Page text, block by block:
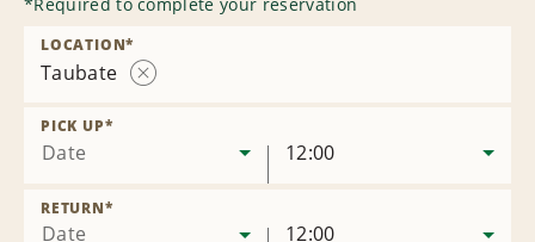
Taubate
LOCATION*
Date
PICK UP*
12:00
Date
RETURN*
12:00